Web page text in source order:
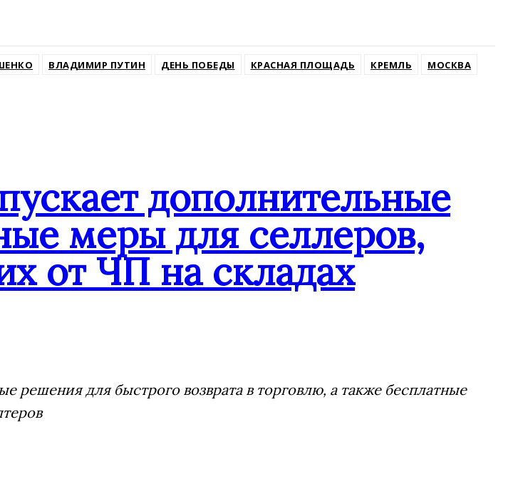
ВЛАДИМИР ПУТИН ДЕНЬ ПОБЕДЫ КРАСНАЯ ПЛОЩАДЬ КРЕМЛЬ
МОСКВА
дополнительные
меры для селлеров,
от ЧП на складах
решения для быстрого возврата в торговлю, а также бесплатные